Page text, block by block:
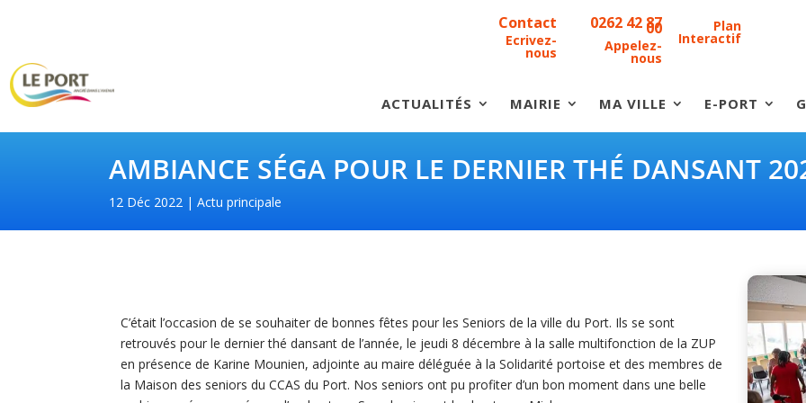
Contact
Ecrivez-
nous
0262 42 87
00
Appelez-
nous
Plan
Interactif
ACTUALITÉS MAIRIE MA VILLE E-PORT
AMBIANCE SÉGA POUR LE DERNIER THÉ DANSANT
12 Déc 2022 Actu principale
C’était l’occasion de se souhaiter de bonnes fêtes pour les Seniors de la ville du Port. Ils se sont
retrouvés pour le dernier thé dansant de l’année, le jeudi 8 décembre à la salle multifonction de la ZUP
en présence de Karine Mounien, adjointe au maire déléguée à la Solidarité portoise et des membres de
la Maison des seniors du CCAS du Port. Nos seniors ont pu profiter d’un bon moment dans une belle